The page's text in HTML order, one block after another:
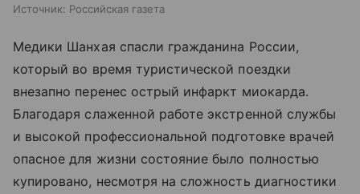
Источник: Российская газета
Медики Шанхая спасли гражданина России,
который во время туристической поездки
внезапно перенес острый инфаркт миокарда.
Благодаря слаженной работе экстренной службы
и высокой профессиональной подготовке врачей
опасное для жизни состояние было полностью
купировано, несмотря на сложность диагностики